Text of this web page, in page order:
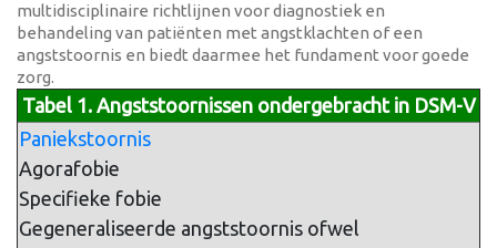
multidisciplinaire richtlijnen voor diagnostiek en
behandeling van patiënten met angstklachten of een
angststoornis en biedt daarmee het fundament voor goede
zorg.
Tabel 1. Angststoornissen ondergebracht in DSM-V
Paniekstoornis
Agorafobie
Specifieke fobie
Gegeneraliseerde angststoornis ofwel